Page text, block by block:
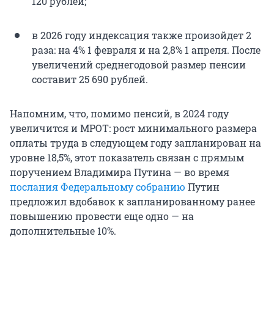
в 2026 году индексация также произойдет 2
раза: на 4% 1 февраля и на 2,8% 1 апреля. После
увеличений среднегодовой размер пенсии
составит 25 690 рублей.
Напомним, что, помимо пенсий, в 2024 году
увеличится и МРОТ: рост минимального размера
оплаты труда в следующем году запланирован на
уровне 18,5%, этот показатель связан с прямым
поручением Владимира Путина — во время
послания Федеральному собранию Путин
предложил вдобавок к запланированному ранее
повышению провести еще одно — на
дополнительные 10%.